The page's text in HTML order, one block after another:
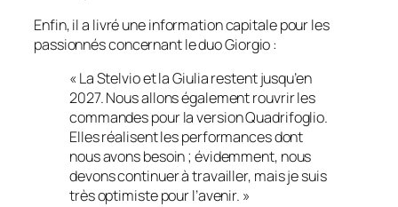
Enfin, il a livré une information capitale pour les
passionnés concernant le duo Giorgio :
« La Stelvio et la Giulia restent jusqu’en
2027. Nous allons également rouvrir les
commandes pour la version Quadrifoglio.
Elles réalisent les performances dont
nous avons besoin ; évidemment, nous
devons continuer à travailler, mais je suis
très optimiste pour l’avenir. »